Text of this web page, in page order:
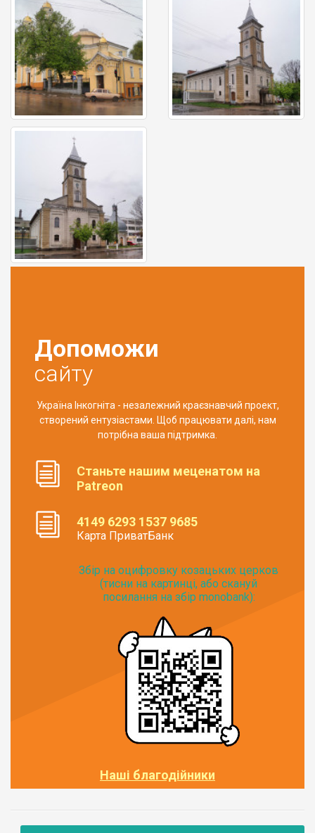
Допоможи
сайту
Україна Інкогніта - незалежний краєзнавчий проект,
створений ентузіастами. Щоб працювати далі, нам
потрібна ваша підтримка.
Станьте нашим меценатом на
Patreon
4149 6293 1537 9685
Карта ПриватБанк
Збір на оцифровку козацьких церков
(тисни на картинці, або скануй
посилання на збір monobank):
Наші благодійники